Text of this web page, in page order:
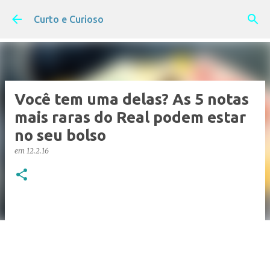
Pular para o conteúdo principal
Curto e Curioso
Você tem uma delas? As 5 notas
mais raras do Real podem estar
no seu bolso
em 12.2.16